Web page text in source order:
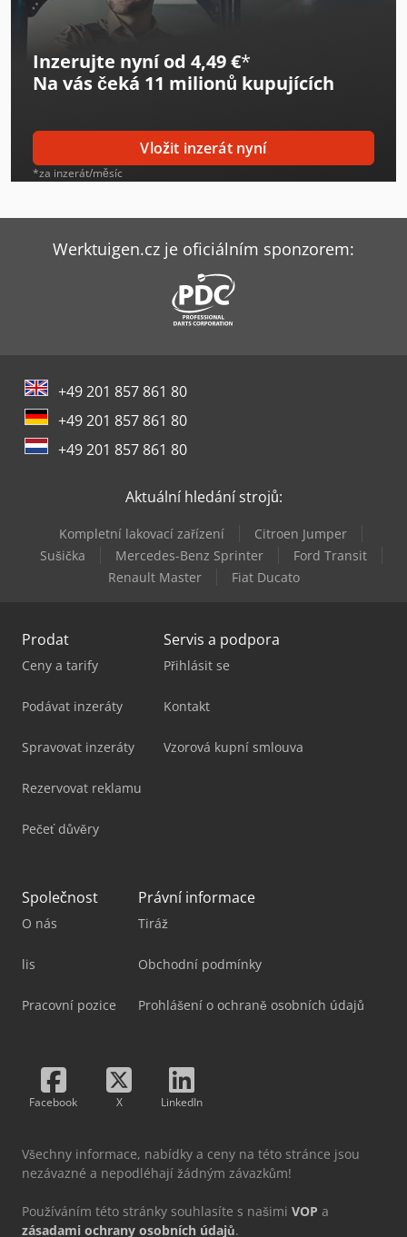
Inzerujte nyní od 4,49 €*
Na vás čeká 11 milionů kupujících
Vložit inzerát nyní
*za inzerát/měsíc
Werktuigen.cz je oficiálním sponzorem:
+49 201 857 861 80
+49 201 857 861 80
+49 201 857 861 80
Aktuální hledání strojů:
Kompletní lakovací zařízení
Citroen Jumper
Sušička
Mercedes-Benz Sprinter
Ford Transit
Renault Master
Fiat Ducato
Prodat
Ceny a tarify
Podávat inzeráty
Spravovat inzeráty
Rezervovat reklamu
Pečeť důvěry
Servis a podpora
Přihlásit se
Kontakt
Vzorová kupní smlouva
Společnost
O nás
lis
Pracovní pozice
Právní informace
Tiráž
Obchodní podmínky
Prohlášení o ochraně osobních údajů
Facebook X LinkedIn
Všechny informace, nabídky a ceny na této stránce jsou
nezávazné a nepodléhají žádným závazkům!
Používáním této stránky souhlasíte s našimi VOP a
zásadami ochrany osobních údajů.